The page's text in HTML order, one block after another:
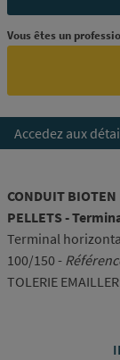
Vous êtes un
Accedez aux
CONDUIT BIOTEN
PELLETS -
Terminal
100/150 -
TOLERIE